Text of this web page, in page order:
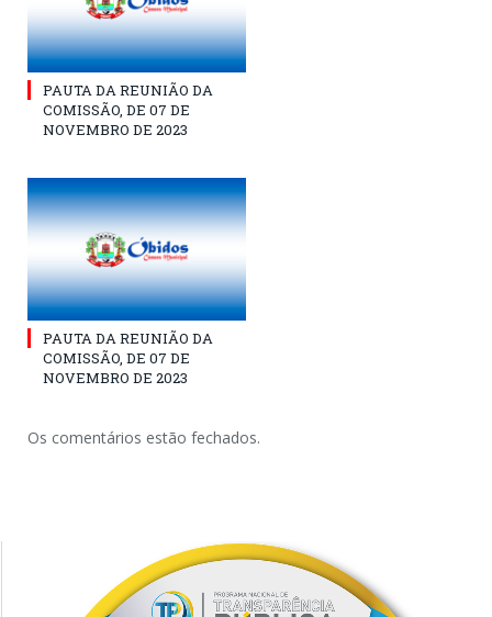
PAUTA DA REUNIÃO DA
COMISSÃO, DE 07 DE
NOVEMBRO DE 2023
PAUTA DA REUNIÃO DA
COMISSÃO, DE 07 DE
NOVEMBRO DE 2023
Os comentários estão fechados.